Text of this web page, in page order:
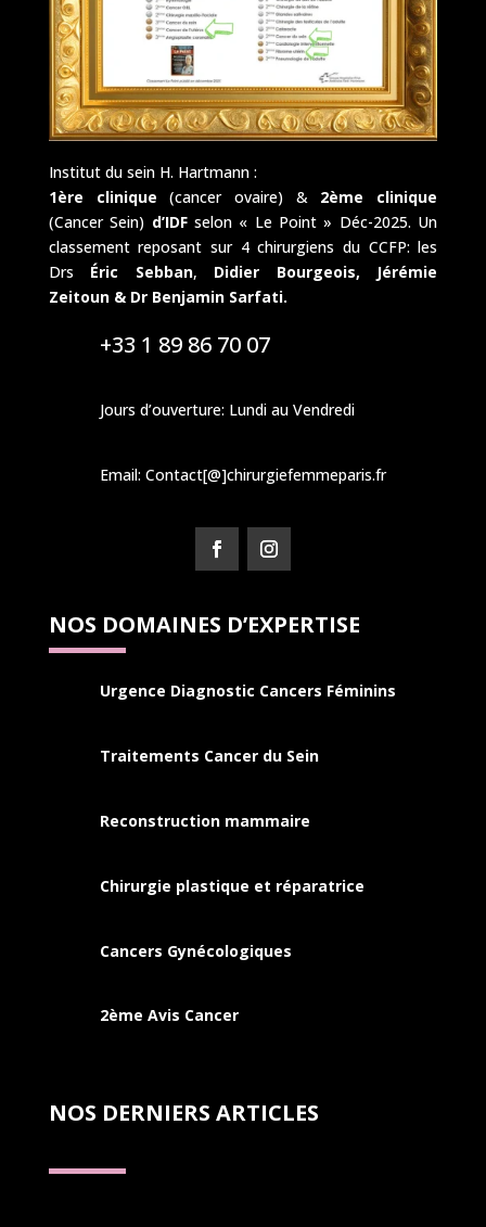
Institut du sein H. Hartmann :
1ère clinique(cancer ovaire) & 2ème clinique
(Cancer Sein) d’IDF selon « Le Point » Déc-2025. Un
classement reposant sur 4 chirurgiens du CCFP: les
Drs Éric Sebban, Didier Bourgeois,
Jérémie
Zeitoun & Dr Benjamin Sarfati.
+33 1 89 86 70 07
Jours d’ouverture: Lundi au Vendredi
Email: Contact[@]chirurgiefemmeparis.fr
NOS DOMAINES D’EXPERTISE
Urgence Diagnostic Cancers Féminins
Traitements Cancer du Sein
Reconstruction mammaire
Chirurgie plastique et réparatrice
Cancers Gynécologiques
2ème Avis Cancer
NOS DERNIERS ARTICLES